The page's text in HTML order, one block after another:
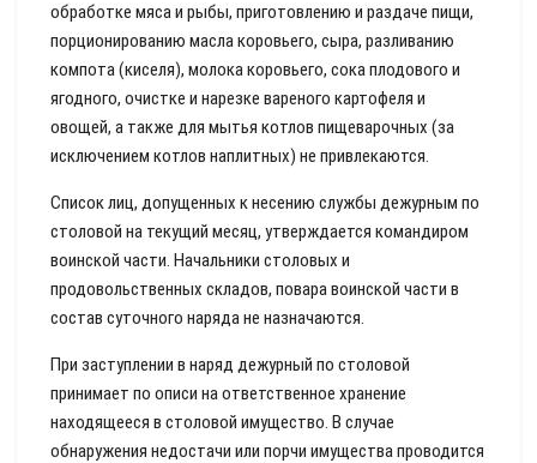
обработке мяса и рыбы, приготовлению и раздаче пищи,
порционированию масла коровьего, сыра, разливанию
компота (киселя), молока коровьего, сока плодового и
ягодного, очистке и нарезке вареного картофеля и
овощей, а также для мытья котлов пищеварочных (за
исключением котлов наплитных) не привлекаются.
Список лиц, допущенных к несению службы дежурным по
столовой на текущий месяц, утверждается командиром
воинской части. Начальники столовых и
продовольственных складов, повара воинской части в
состав суточного наряда не назначаются.
При заступлении в наряд дежурный по столовой
принимает по описи на ответственное хранение
находящееся в столовой имущество. В случае
обнаружения недостачи или порчи имущества проводится